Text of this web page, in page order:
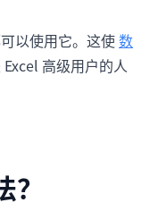
以使用它。这使数
高级用户的人